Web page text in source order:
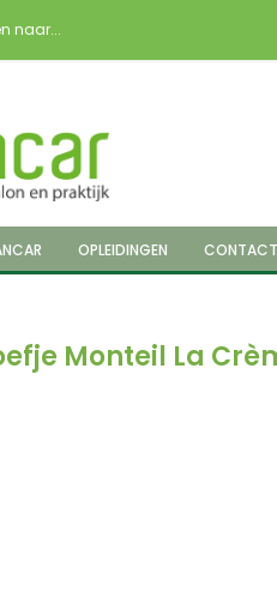
OPLEIDINGEN CONTACT
Monteil La